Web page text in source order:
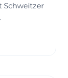
Schweitzer